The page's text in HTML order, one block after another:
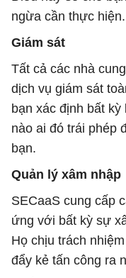
ngừa cần thực hiện.
Giám sát
Tất cả các nhà
dịch vụ giám sát
bạn xác định bất
nào ai đó trái phép
bạn.
Quản lý xâm nhập
SECaaS cung cấp
ứng với bất kỳ sự
Họ chịu trách
đẩy kẻ tấn công ra